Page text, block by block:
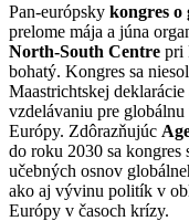
Pan-európsky kongres o
prelome mája a júna
North-South Centre pri
bohatý. Kongres sa
Maastrichtskej
vzdelávaniu pre
Európy. Zdôrazňujúc
do roku 2030 sa kongres
učebných osnov
ako aj vývinu politík v
Európy v časoch krízy.